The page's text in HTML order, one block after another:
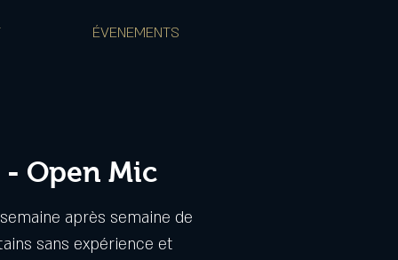
ÉVENEMENTS
- Open Mic
après semaine de
sans expérience et